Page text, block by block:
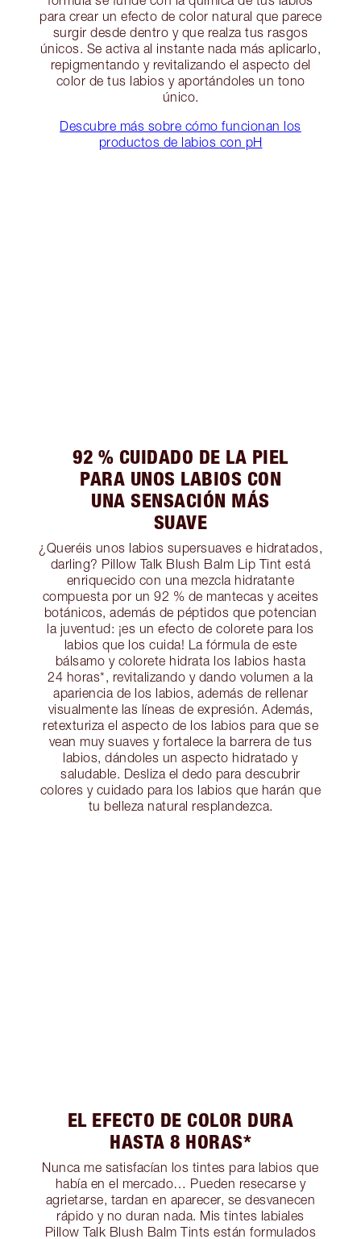
para crear un efecto de color natural que parece
surgir desde dentro y que realza tus rasgos
únicos. Se activa al instante nada más aplicarlo,
repigmentando y revitalizando el aspecto del
color de tus labios y aportándoles un tono
único.
Descubre más sobre cómo funcionan los
productos de labios con pH
92 % CUIDADO DE LA PIEL
PARA UNOS LABIOS CON
UNA SENSACIÓN MÁS
SUAVE
¿Queréis unos labios supersuaves e hidratados,
darling? Pillow Talk Blush Balm Lip Tint está
enriquecido con una mezcla hidratante
compuesta por un 92 % de mantecas y aceites
botánicos, además de péptidos que potencian
la juventud: ¡es un efecto de colorete para los
labios que los cuida! La fórmula de este
bálsamo y colorete hidrata los labios hasta
24 horas*, revitalizando y dando volumen a la
apariencia de los labios, además de rellenar
visualmente las líneas de expresión. Además,
retexturiza el aspecto de los labios para que se
vean muy suaves y fortalece la barrera de tus
labios, dándoles un aspecto hidratado y
saludable. Desliza el dedo para descubrir
colores y cuidado para los labios que harán que
tu belleza natural resplandezca.
EL EFECTO DE COLOR DURA
HASTA 8 HORAS*
Nunca me satisfacían los tintes para labios que
había en el mercado… Pueden resecarse y
agrietarse, tardan en aparecer, se desvanecen
rápido y no duran nada. Mis tintes labiales
Pillow Talk Blush Balm Tints están formulados